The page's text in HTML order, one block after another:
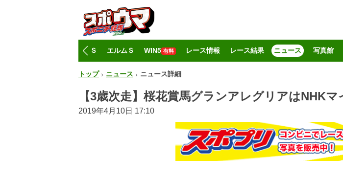
レパードＳ エルムＳ WIN5 有料 レース情報 レース結果 ニュース 写真館
トップ ニュース ニュース詳細
【3歳次走】桜花賞馬グランアレグリアはNHK
2019年4月10日 17:10